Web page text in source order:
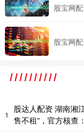
股宝网
股宝网
1
股达人配资 湖南湘
售不租”，官方核查